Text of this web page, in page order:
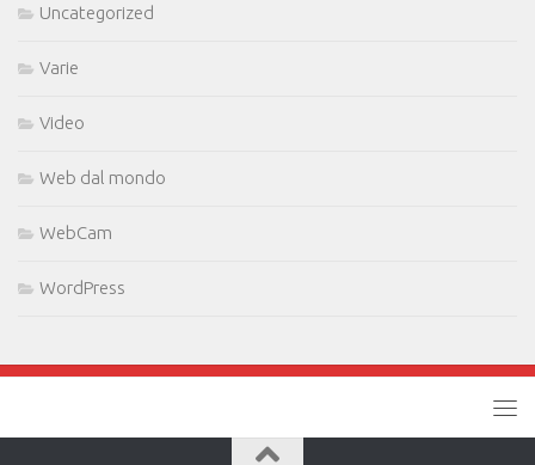
Uncategorized
Varie
Video
Web dal mondo
WebCam
WordPress